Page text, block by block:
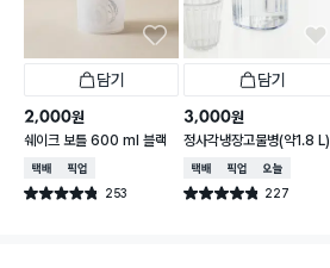
담기
2,000원
쉐이크 보틀 600 ml 블랙
택배배송매장픽업
별점 4.8점 253
건 작성
담기
3,000원
정사각냉장고물병(약1.8 L)
택배배송매장픽업오늘배송
별점 4.8점 227
건 작성